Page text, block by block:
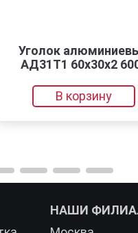
Уголок
АД31Т1 60х30х2
В корзину
НАШИ